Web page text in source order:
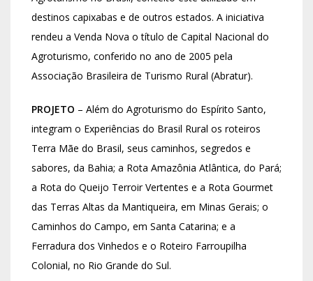
destinos capixabas e de outros estados. A iniciativa
rendeu a Venda Nova o título de Capital Nacional do
Agroturismo, conferido no ano de 2005 pela
Associação Brasileira de Turismo Rural (Abratur).
PROJETO – Além do Agroturismo do Espírito Santo,
integram o Experiências do Brasil Rural os roteiros
Terra Mãe do Brasil, seus caminhos, segredos e
sabores, da Bahia; a Rota Amazônia Atlântica, do Pará;
a Rota do Queijo Terroir Vertentes e a Rota Gourmet
das Terras Altas da Mantiqueira, em Minas Gerais; o
Caminhos do Campo, em Santa Catarina; e a
Ferradura dos Vinhedos e o Roteiro Farroupilha
Colonial, no Rio Grande do Sul.